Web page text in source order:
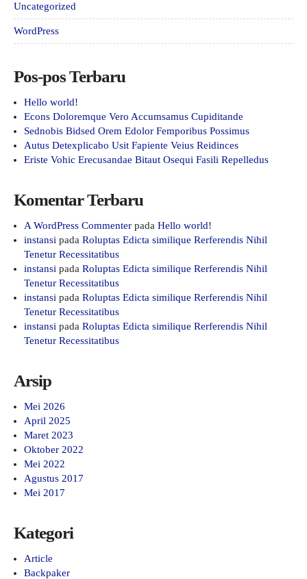
Uncategorized
WordPress
Pos-pos Terbaru
Hello world!
Econs Doloremque Vero Accumsamus Cupiditande
Sednobis Bidsed Orem Edolor Femporibus Possimus
Autus Detexplicabo Usit Fapiente Veius Reidinces
Eriste Vohic Erecusandae Bitaut Osequi Fasili Repelledus
Komentar Terbaru
A WordPress Commenter pada Hello world!
instansi pada Roluptas Edicta similique Rerferendis Nihil
Tenetur Recessitatibus
instansi pada Roluptas Edicta similique Rerferendis Nihil
Tenetur Recessitatibus
instansi pada Roluptas Edicta similique Rerferendis Nihil
Tenetur Recessitatibus
instansi pada Roluptas Edicta similique Rerferendis Nihil
Tenetur Recessitatibus
Arsip
Mei 2026
April 2025
Maret 2023
Oktober 2022
Mei 2022
Agustus 2017
Mei 2017
Kategori
Article
Backpaker